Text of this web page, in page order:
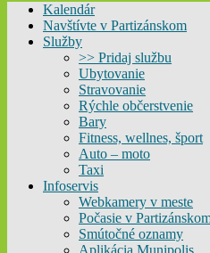
Menu
Kalendár
Navštívte v Partizánskom
Služby
>> Pridaj službu
Ubytovanie
Stravovanie
Rýchle občerstvenie
Bary
Fitness, wellnes, šport
Auto – moto
Taxi
Infoservis
Webkamery v meste
Počasie v
Smútočné oznamy
Aplikácia Munipolis